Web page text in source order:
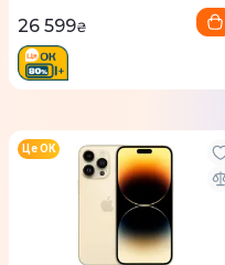
26 599₴
Це ОК